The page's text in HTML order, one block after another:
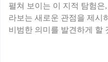
펼쳐 보이는 이 지적 탐험
라보는 새로운 관점을 제시